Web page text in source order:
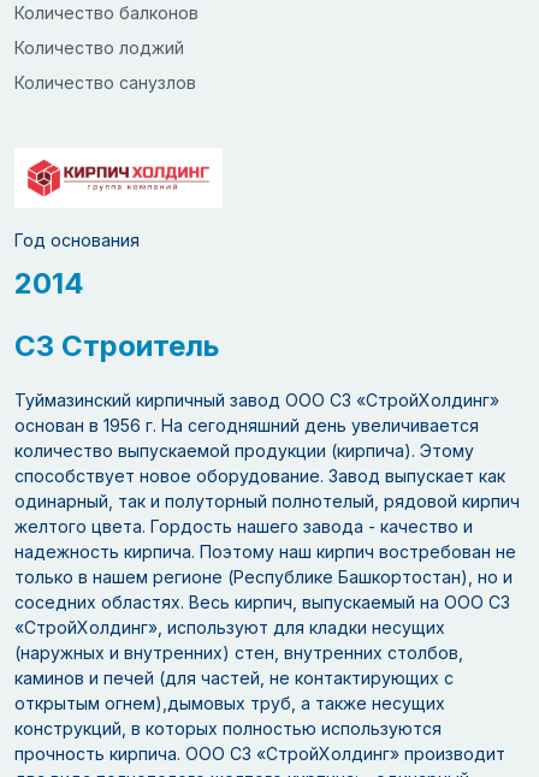
Количество балконов
Количество лоджий
Количество санузлов
Год основания
2014
СЗ Строитель
Туймазинский кирпичный завод ООО СЗ «СтройХолдинг»
основан в 1956 г. На сегодняшний день увеличивается
количество выпускаемой продукции (кирпича). Этому
способствует новое оборудование. Завод выпускает как
одинарный, так и полуторный полнотелый, рядовой кирпич
желтого цвета. Гордость нашего завода - качество и
надежность кирпича. Поэтому наш кирпич востребован не
только в нашем регионе (Республике Башкортостан), но и
соседних областях. Весь кирпич, выпускаемый на ООО СЗ
«СтройХолдинг», используют для кладки несущих
(наружных и внутренних) стен, внутренних столбов,
каминов и печей (для частей, не контактирующих с
открытым огнем),дымовых труб, а также несущих
конструкций, в которых полностью используются
прочность кирпича. ООО СЗ «СтройХолдинг» производит